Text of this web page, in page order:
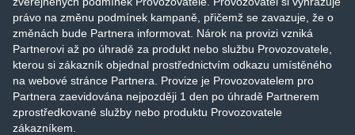
právo na změnu podmínek kampaně, přičemž se zavazuje, že o
změnách bude Partnera informovat. Nárok na provizi vzniká
Partnerovi až po úhradě za produkt nebo službu Provozovatele,
kterou si zákazník objednal prostřednictvím odkazu umístěného
na webové stránce Partnera. Provize je Provozovatelem pro
Partnera zaevidována nejpozději 1 den po úhradě Partnerem
zprostředkované služby nebo produktu Provozovatele
zákazníkem.